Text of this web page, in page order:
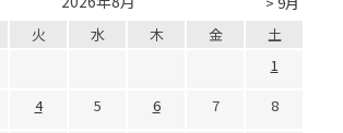
火 水 木 金
土
1
4 5 6 7
8